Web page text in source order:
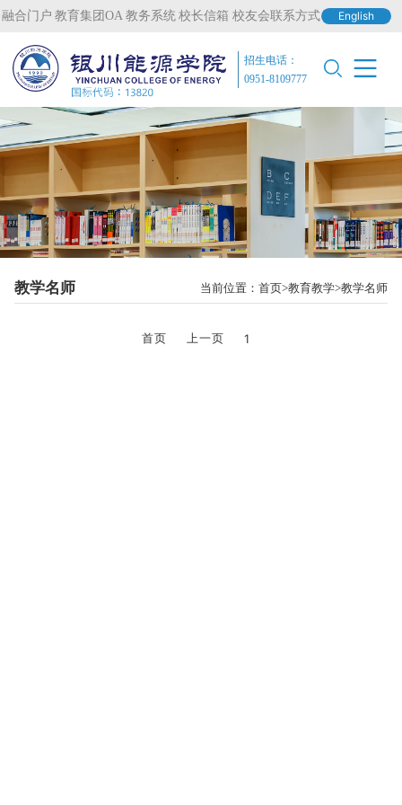
融合门户 教育集团OA 教务系统 校长信箱 校友会联系方式 English
招生电话：
0951-8109777
教学名师 当前位置：首页 教育教学 教学名师
首页 上一页 1